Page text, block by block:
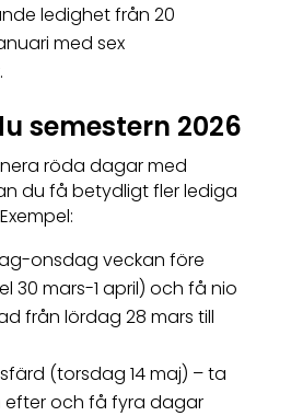
ledighet från 20
med sex
semestern 2026
röda dagar med
du få betydligt fler lediga
onsdag veckan före
30 mars-1 april) och få nio
från lördag 28 mars till
(torsdag 14 maj) – ta
och få fyra dagar